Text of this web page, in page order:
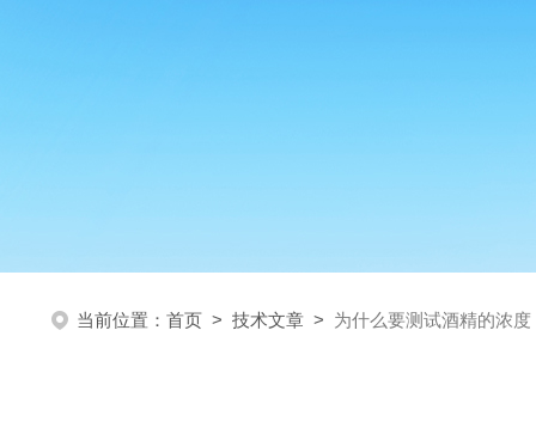
当前位置： 首页 > 技术文章 > 为什么要测试酒精的浓度